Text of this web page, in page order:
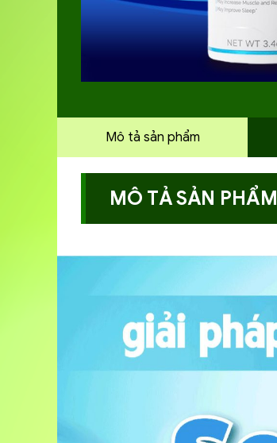
Mô tả sản phẩm
MÔ TẢ SẢN PHẨM